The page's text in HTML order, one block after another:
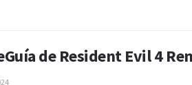
de Resident Evil 4